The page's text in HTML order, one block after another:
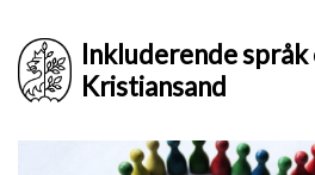
Inkluderende språk
Kristiansand